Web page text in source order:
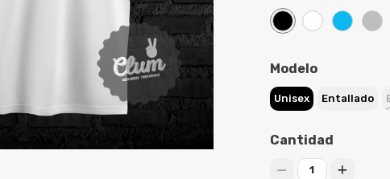
Modelo
Unisex Entallado
Cantidad
1